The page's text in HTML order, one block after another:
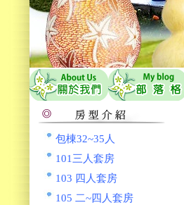
包棟32~35人
101三人套房
103 四人套房
105 二~四人套房